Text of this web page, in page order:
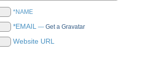
*NAME
*EMAIL — Get a Gravatar
Website URL